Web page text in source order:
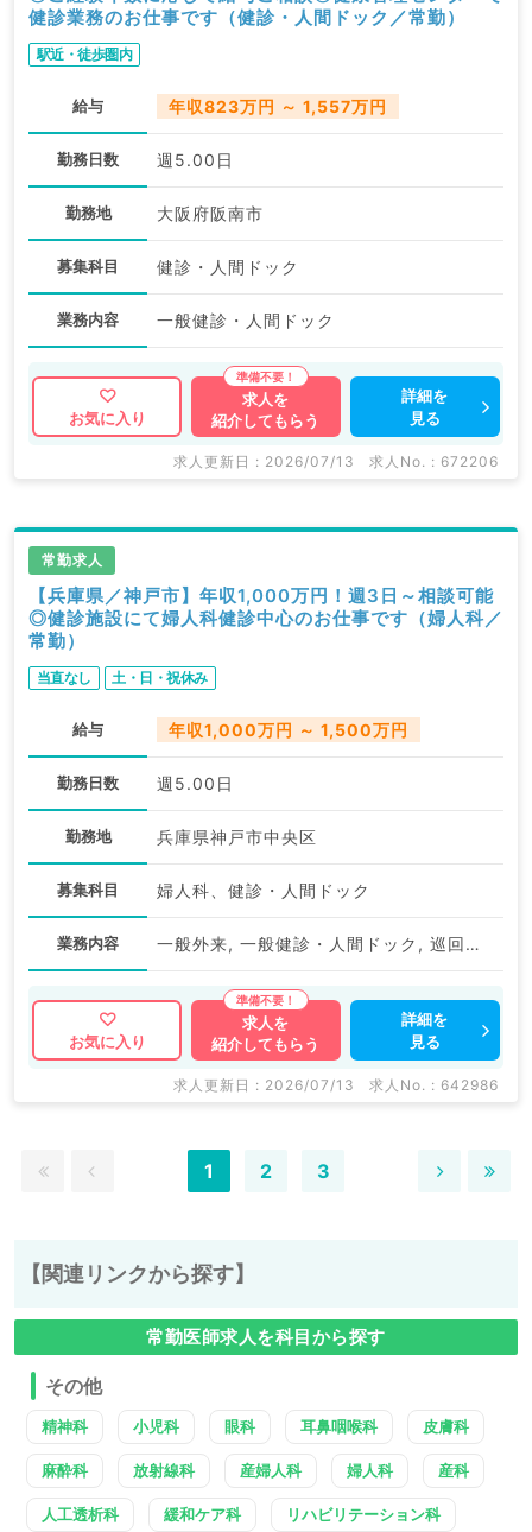
健診業務のお仕事です（健診・人間ドック／常勤）
駅近・徒歩圏内
給与 年収823万円 ～ 1,557万円
勤務日数 週5.00日
勤務地 大阪府阪南市
募集科目 健診・人間ドック
業務内容 一般健診・人間ドック
お気に入り
求人を
紹介してもらう
詳細を
見る
求人更新日 : 2026/07/13 求人No. : 672206
常勤求人
【兵庫県／神戸市】年収1,000万円！週3日～相談可能
◎健診施設にて婦人科健診中心のお仕事です（婦人科／
常勤）
当直なし 土・日・祝休み
給与 年収1,000万円 ～ 1,500万円
勤務日数 週5.00日
勤務地 兵庫県神戸市中央区
募集科目 婦人科、健診・人間ドック
業務内容 一般外来, 一般健診・人間ドック, 巡回健診
お気に入り
求人を
紹介してもらう
詳細を
見る
求人更新日 : 2026/07/13 求人No. : 642986
1 2 3
【関連リンクから探す】
常勤医師求人を科目から探す
その他
精神科 小児科 眼科 耳鼻咽喉科 皮膚科
麻酔科 放射線科 産婦人科 婦人科 産科
人工透析科 緩和ケア科 リハビリテーション科